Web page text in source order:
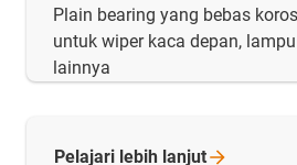
Plain bearing yang bebas
untuk wiper kaca depan,
lainnya
Pelajari lebih lanjut